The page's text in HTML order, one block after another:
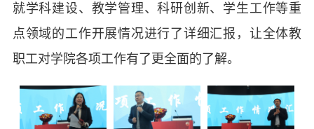
就学科建设、教学管理、科研创新、学生工作等重
点领域的工作开展情况进行了详细汇报，让全体教
职工对学院各项工作有了更全面的了解。